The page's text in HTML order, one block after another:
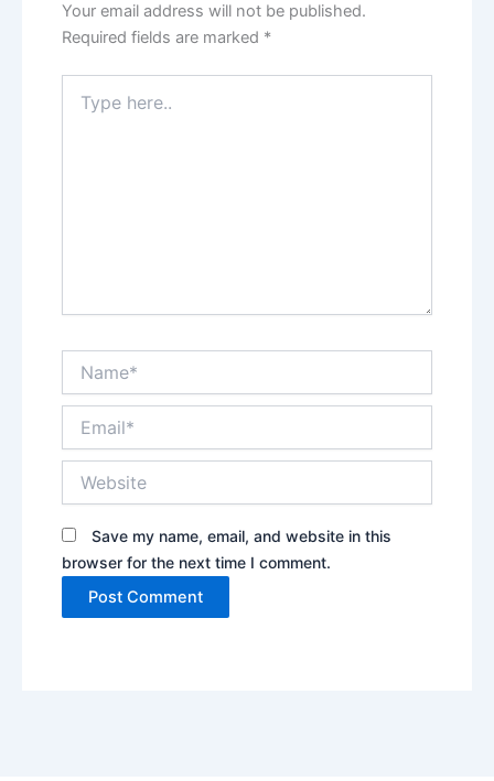
Your email address will not be published.
Required fields are marked *
here..
Save my name, email, and website in this
browser for the next time I comment.